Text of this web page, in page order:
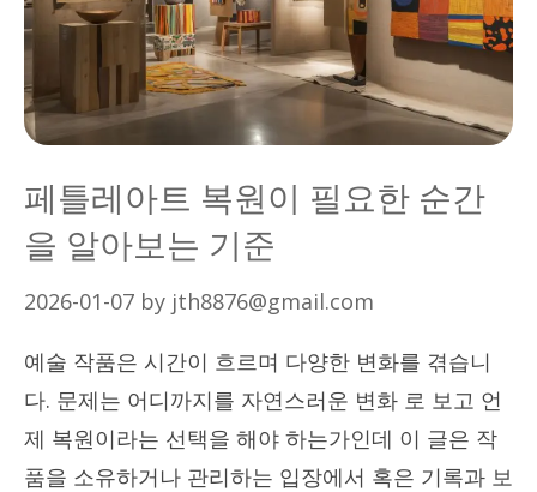
페틀레아트 복원이 필요한 순간
을 알아보는 기준
2026-01-07 by jth8876@gmail.com
예술 작품은 시간이 흐르며 다양한 변화를 겪습니
다. 문제는 어디까지를 자연스러운 변화 로 보고 언
제 복원이라는 선택을 해야 하는가인데 이 글은 작
품을 소유하거나 관리하는 입장에서 혹은 기록과 보